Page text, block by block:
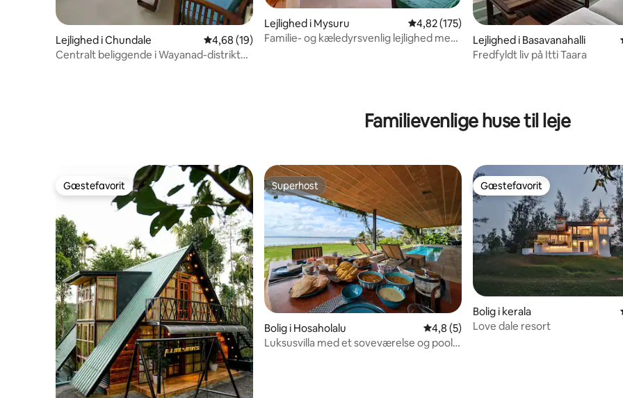
Lejlighed i Chundale 4,68 ud af 5 i gennemsnitlig bedømmelse, 19 omtaler
4,68 (19)
Centralt beliggende i Wayanad-distriktet
Lejlighed i Mysuru 4,82 ud af 5 i gennemsnitlig bedømmelse,
4,82 (175)
Familie- og kæledyrsvenlig lejlighed med
Lejlighed i Basavanahalli
Fredfyldt liv på Itti Taara
Familievenlige huse til leje
Gæstefavorit
Gæstefavorit Superhost
Superhost
Bolig i Hosaholalu 4,8 ud af 5 i gennemsnitlig bedømmelse,
4,8 (5)
Luksusvilla med et soveværelse og pool i
Gæstefavorit
Gæstefavorit
Bolig i kerala
Love dale resort